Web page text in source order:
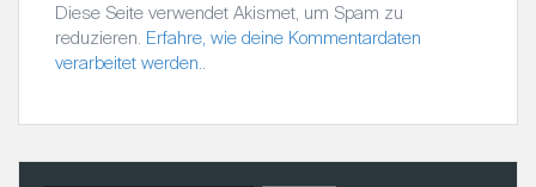
Diese Seite verwendet Akismet, um Spam zu
reduzieren. Erfahre, wie deine Kommentardaten
verarbeitet werden..